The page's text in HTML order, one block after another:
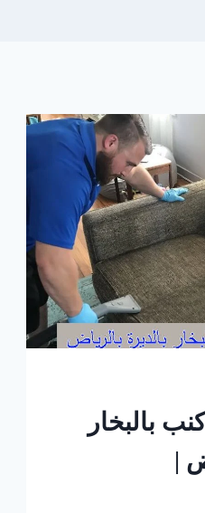
بالبخار
|